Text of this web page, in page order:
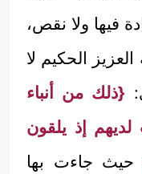
فيها ولا نقص،
الحكيم لا
{ذلك من أنباء
لديهم إذ يلقون
حيث جاءت بها